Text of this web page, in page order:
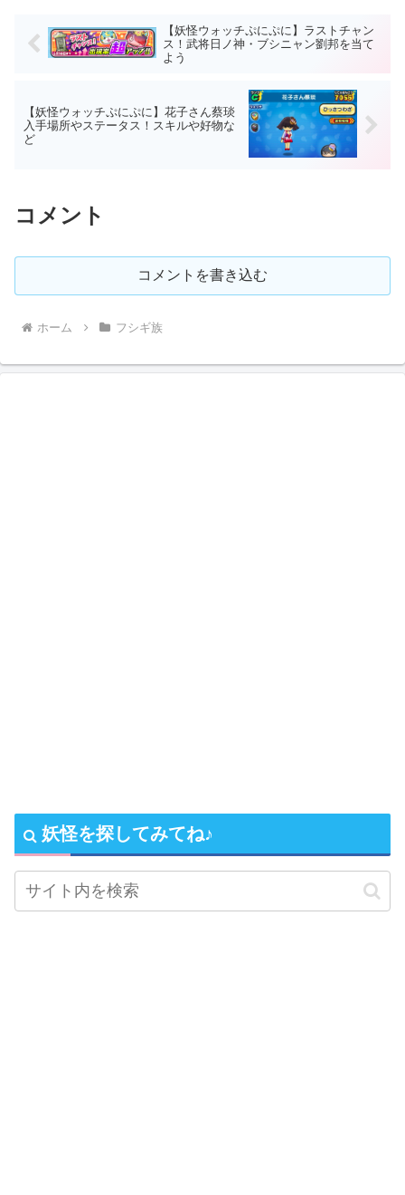
【妖怪ウォッチぷにぷに】ラストチャン
ス！武将日ノ神・ブシニャン劉邦を当て
よう
【妖怪ウォッチぷにぷに】花子さん蔡琰
入手場所やステータス！スキルや好物な
ど
コメント
コメントを書き込む
ホーム フシギ族
妖怪を探してみてね♪